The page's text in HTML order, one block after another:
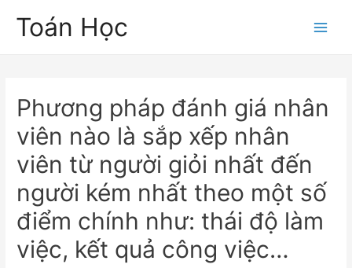
Toán Học
Phương pháp đánh giá nhân
viên nào là sắp xếp nhân
viên từ người giỏi nhất đến
người kém nhất theo một số
điểm chính như: thái độ làm
việc, kết quả công việc…